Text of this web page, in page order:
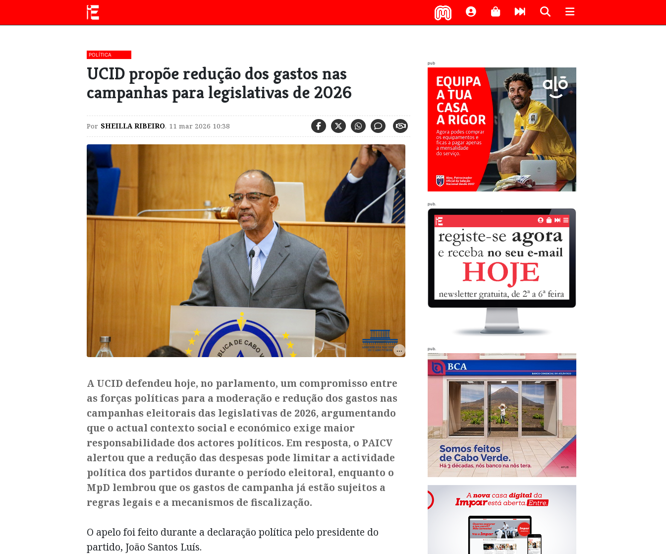
POLÍTICA
UCID propõe redução dos gastos nas
campanhas para legislativas de 2026
Por SHEILLA RIBEIRO, 11 mar 2026 10:38
A UCID defendeu hoje, no parlamento, um compromisso entre
as forças políticas para a moderação e redução dos gastos nas
campanhas eleitorais das legislativas de 2026, argumentando
que o actual contexto social e económico exige maior
responsabilidade dos actores políticos. Em resposta, o PAICV
alertou que a redução das despesas pode limitar a actividade
política dos partidos durante o período eleitoral, enquanto o
MpD lembrou que os gastos de campanha já estão sujeitos a
regras legais e a mecanismos de fiscalização.
O apelo foi feito durante a declaração política pelo presidente do
partido, João Santos Luís.
pub
pub.
pub.